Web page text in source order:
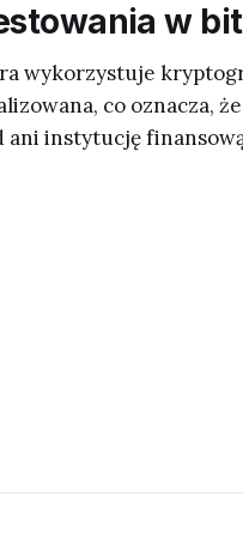
w
wykorzystuje
co oznacza,
instytucję